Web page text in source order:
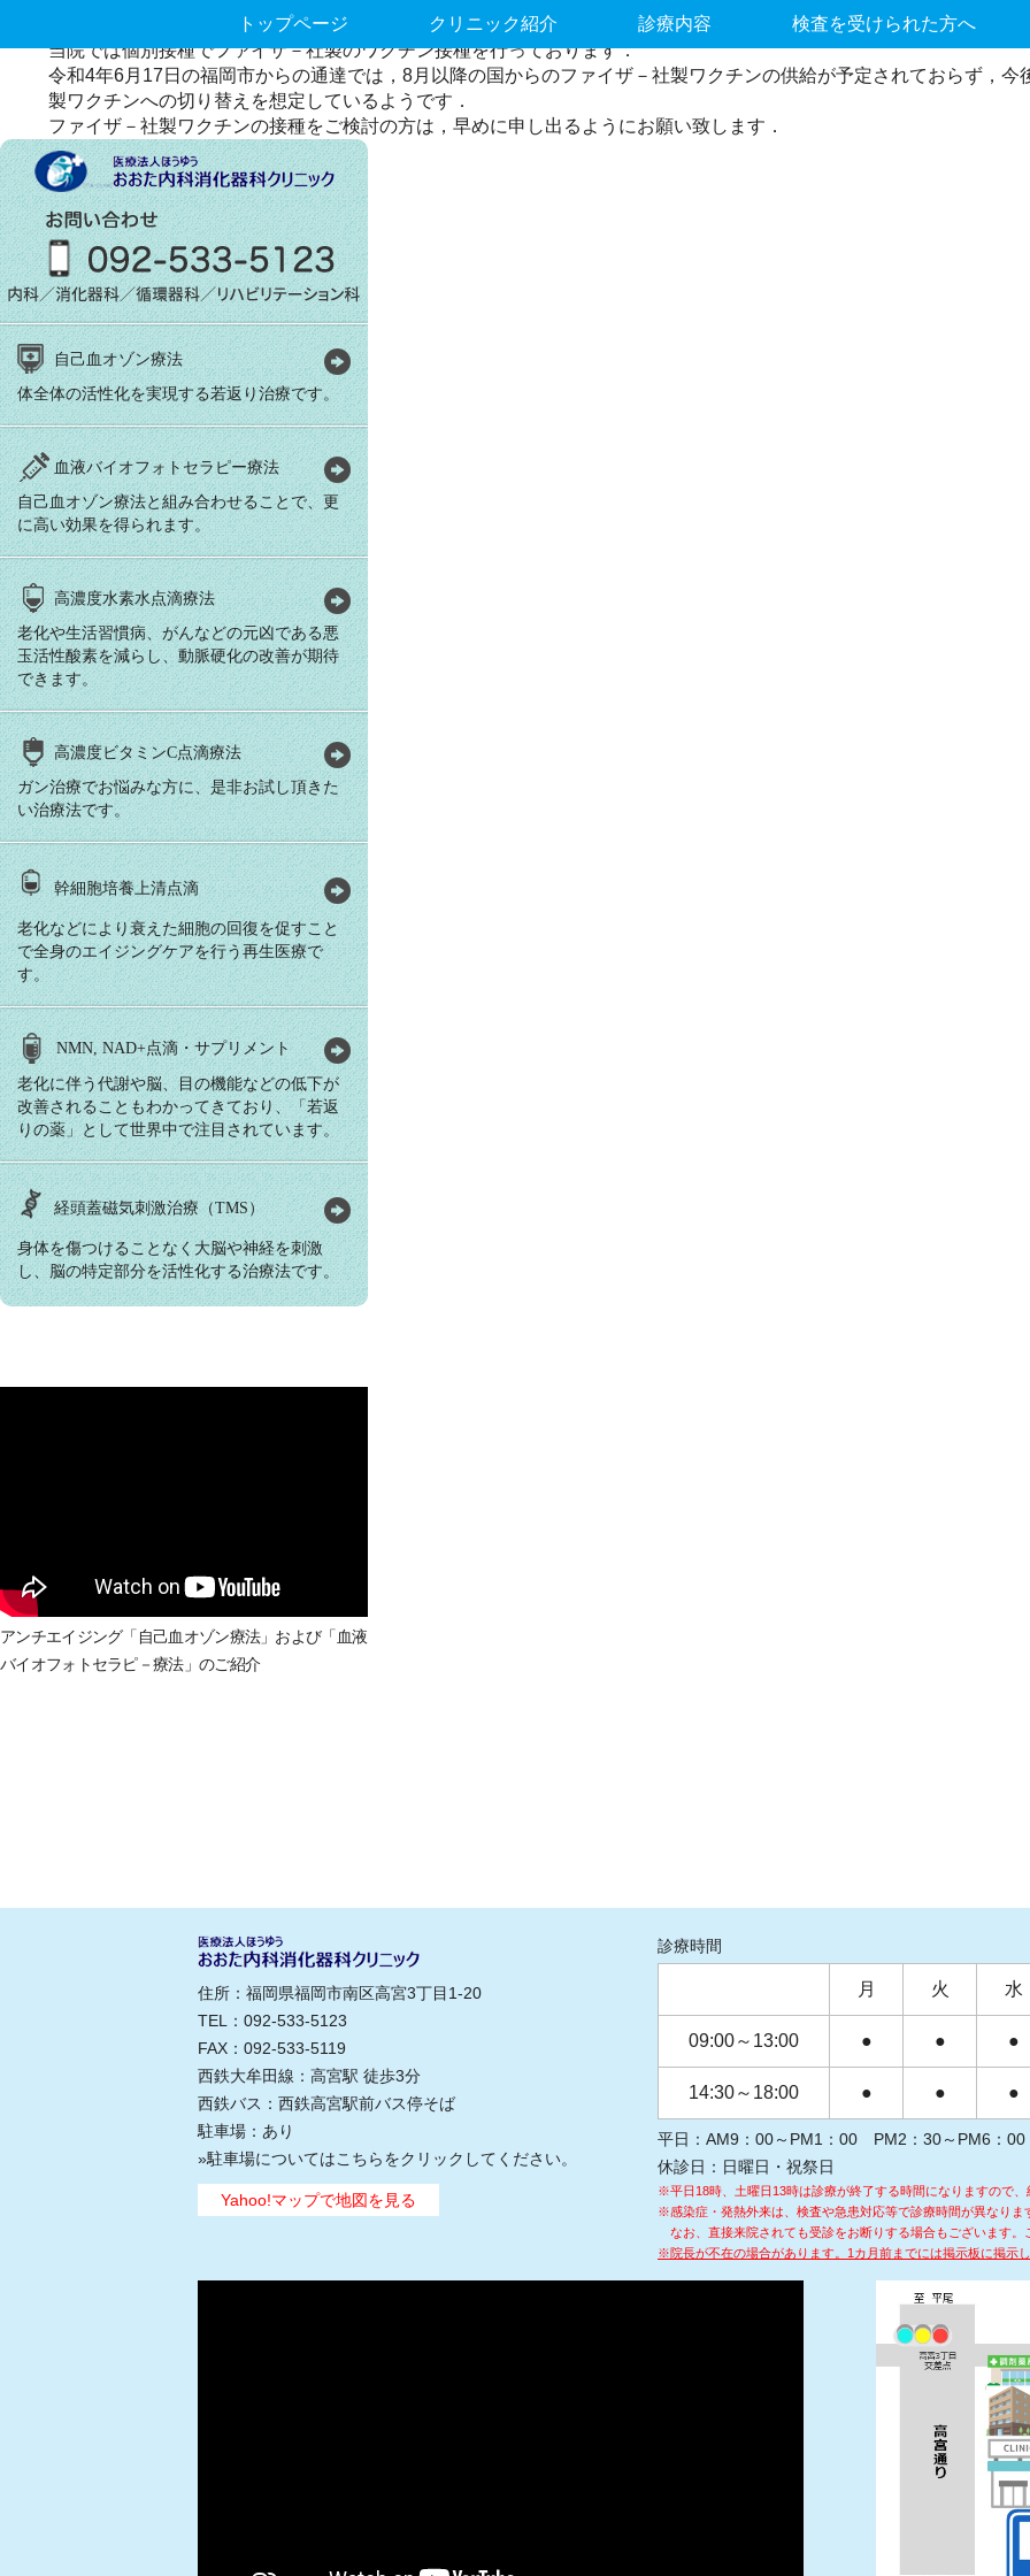
トップページ クリニック紹介 診療内容 検査を受けられた方へ
新型コロナウイルスのワクチン接種について
当院では個別接種でファイザ－社製のワクチン接種を行っております．
令和4年6月17日の福岡市からの通達では，8月以降の国からのファイザ－社製ワクチンの供給が予定されておらず，
製ワクチンへの切り替えを想定しているようです．
ファイザ－社製ワクチンの接種をご検討の方は，早めに申し出るようにお願い致します．
自己血オゾン療法
体全体の活性化を実現する若返り治療です。
血液バイオフォトセラピー療法
自己血オゾン療法と組み合わせることで、更
に高い効果を得られます。
高濃度水素水点滴療法
老化や生活習慣病、がんなどの元凶である悪
玉活性酸素を減らし、動脈硬化の改善が期待
できます。
高濃度ビタミンC点滴療法
ガン治療でお悩みな方に、是非お試し頂きた
い治療法です。
幹細胞培養上清点滴
老化などにより衰えた細胞の回復を促すこと
で全身のエイジングケアを行う再生医療で
す。
NMN, NAD+点滴・サプリメント
老化に伴う代謝や脳、目の機能などの低下が
改善されることもわかってきており、「若返
りの薬」として世界中で注目されています。
経頭蓋磁気刺激治療（TMS）
身体を傷つけることなく大脳や神経を刺激
し、脳の特定部分を活性化する治療法です。
アンチエイジング「自己血オゾン療法」および「血液
バイオフォトセラピ－療法」のご紹介
住所：福岡県福岡市南区高宮3丁目1-20
TEL：092-533-5123
FAX：092-533-5119
西鉄大牟田線：高宮駅 徒歩3分
西鉄バス：西鉄高宮駅前バス停そば
駐車場：あり
»駐車場についてはこちらをクリックしてください。
Yahoo!マップで地図を見る
診療時間
月 火 水
09:00～13:00 ● ● ●
14:30～18:00 ● ● ●
平日：AM9：00～PM1：00 PM2：30～PM6：00
休診日：日曜日・祝祭日
※平日18時、土曜日13時は診療が終了する時間になりますので、
※感染症・発熱外来は、検査や急患対応等で診療時間が異なりま
なお、直接来院されても受診をお断りする場合もございます。
※院長が不在の場合があります。1カ月前までには掲示板に掲示